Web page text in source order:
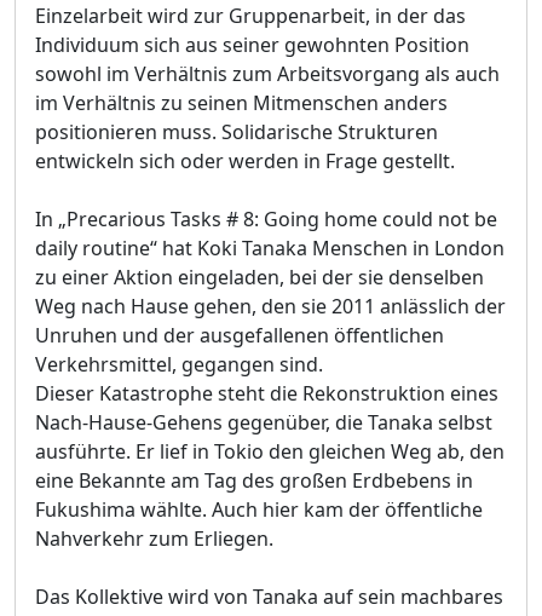
Einzelarbeit wird zur Gruppenarbeit, in der das
Individuum sich aus seiner gewohnten Position
sowohl im Verhältnis zum Arbeitsvorgang als auch
im Verhältnis zu seinen Mitmenschen anders
positionieren muss. Solidarische Strukturen
entwickeln sich oder werden in Frage gestellt.
In „Precarious Tasks # 8: Going home could not be
daily routine“ hat Koki Tanaka Menschen in London
zu einer Aktion eingeladen, bei der sie denselben
Weg nach Hause gehen, den sie 2011 anlässlich der
Unruhen und der ausgefallenen öffentlichen
Verkehrsmittel, gegangen sind.
Dieser Katastrophe steht die Rekonstruktion eines
Nach-Hause-Gehens gegenüber, die Tanaka selbst
ausführte. Er lief in Tokio den gleichen Weg ab, den
eine Bekannte am Tag des großen Erdbebens in
Fukushima wählte. Auch hier kam der öffentliche
Nahverkehr zum Erliegen.
Das Kollektive wird von Tanaka auf sein machbares